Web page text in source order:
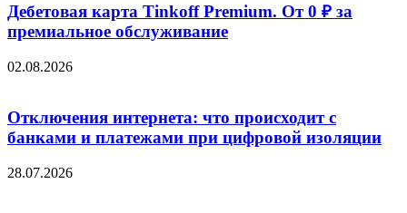
Дебетовая карта Tinkoff Premium. От 0 ₽ за
премиальное обслуживание
02.08.2026
Отключения интернета: что происходит с
банками и платежами при цифровой изоляции
28.07.2026